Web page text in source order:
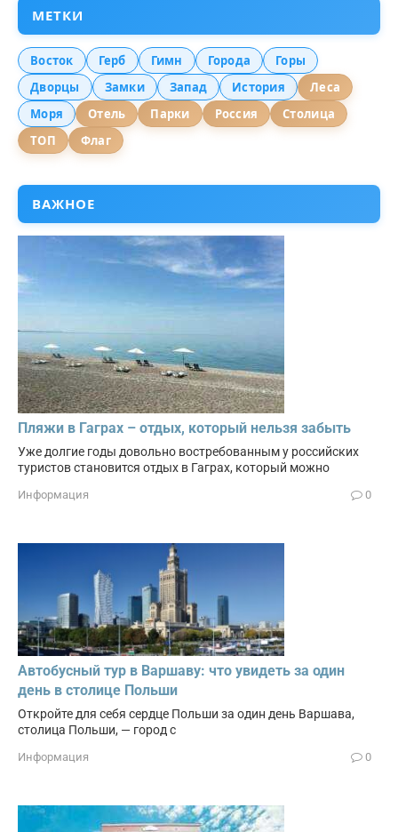
МЕТКИ
Восток Герб Гимн Города
Горы
Дворцы
Замки Запад История
Леса
Моря
Отель Парки Россия
Столица
ТОП
Флаг
ВАЖНОЕ
Пляжи в Гаграх – отдых, который нельзя забыть
Уже долгие годы довольно востребованным у российских
туристов становится отдых в Гаграх, который можно
Информация 0
Автобусный тур в Варшаву: что увидеть за один
день в столице Польши
Откройте для себя сердце Польши за один день Варшава,
столица Польши, — город с
Информация 0